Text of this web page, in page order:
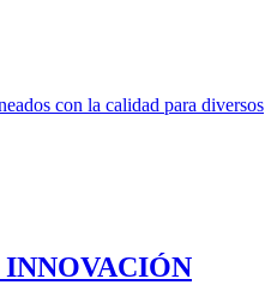
con la calidad para diversos